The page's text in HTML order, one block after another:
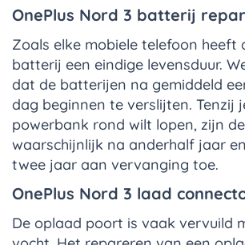
OnePlus Nord 3 batterij
Zoals elke mobiele telefoon heeft
batterij een eindige levensduur.
dat de batterijen na gemiddeld
dag beginnen te verslijten. Tenzij
powerbank rond wilt lopen, zijn
waarschijnlijk na anderhalf jaar
twee jaar aan vervanging toe.
OnePlus Nord 3 laad
De oplaad poort is vaak vervuild